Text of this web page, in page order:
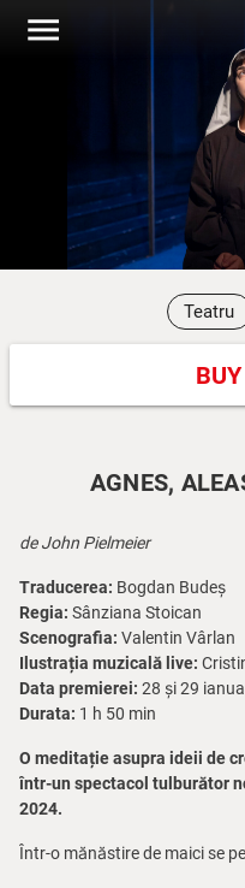
menu
Teatru
AGNES,
de John Pielmeier
Traducerea: Bogdan Budeș
Regia: Sânziana Stoican
Scenografia: Valentin Vârlan
Ilustrația muzicală live:
Data premierei: 28 și 29
Durata: 1 h 50 min
O meditație asupra ideii de
într-un spectacol tulburător
2024.
Într-o mănăstire de maici se